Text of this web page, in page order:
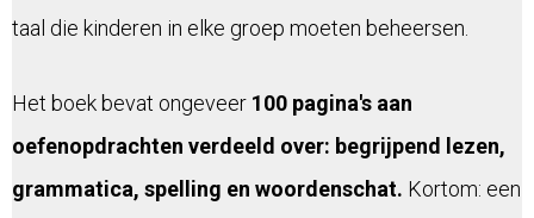
taal die kinderen in elke groep moeten beheersen.
Het boek bevat ongeveer 100 pagina's aan
oefenopdrachten verdeeld over: begrijpend lezen,
grammatica, spelling en woordenschat. Kortom: een